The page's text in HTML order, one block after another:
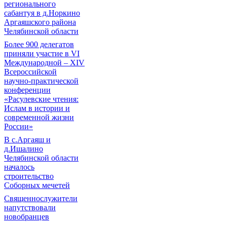
регионального
сабантуя в д.Норкино
Аргаяшского района
Челябинской области
Более 900 делегатов
приняли участие в VI
Международной – ХIV
Всероссийской
научно-практической
конференции
«Расулевские чтения:
Ислам в истории и
современной жизни
России»
В с.Аргаяш и
д.Ишалино
Челябинской области
началось
строительство
Соборных мечетей
Священнослужители
напутствовали
новобранцев